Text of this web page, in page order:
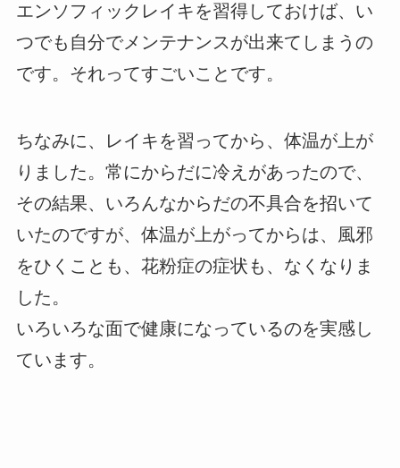
エンソフィックレイキを習得しておけば、い
つでも自分でメンテナンスが出来てしまうの
です。それってすごいことです。
ちなみに、レイキを習ってから、体温が上が
りました。常にからだに冷えがあったので、
その結果、いろんなからだの不具合を招いて
いたのですが、体温が上がってからは、風邪
をひくことも、花粉症の症状も、なくなりま
した。
いろいろな面で健康になっているのを実感し
ています。